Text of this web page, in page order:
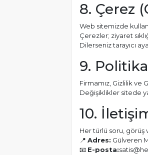
8. Çerez
Web sitemizde
Çerezler; ziyaret
Dilerseniz tarayıcı
9.
Firmamız, Gizlilik ve
Değişiklikler sitede
10.
Her türlü soru,
📍Adres: Gülveren
📧 E-posta: